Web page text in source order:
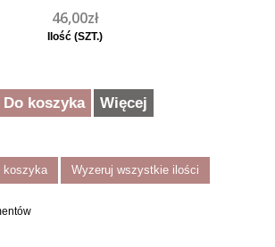
46,00zł
Ilość (SZT.)
Do koszyka Więcej
koszyka Wyzeruj wszystkie ilości